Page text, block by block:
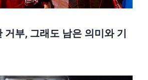
거부, 그래도 남은 의미와 기